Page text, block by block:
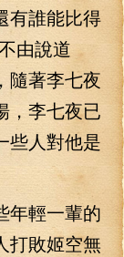
有誰能比得
不由說道
隨著李七夜
，李七夜已
些人對他是
輕一輩的
打敗姬空無